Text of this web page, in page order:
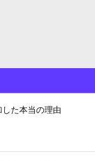
た本当の理由